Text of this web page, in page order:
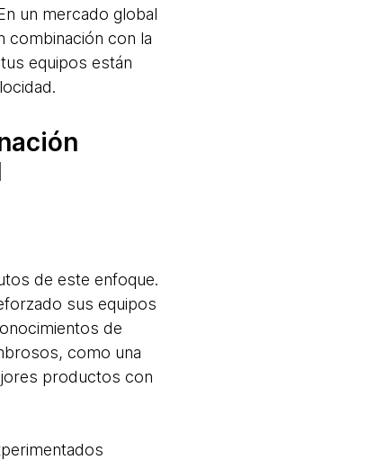
un mercado global
combinación con la
equipos están
de este enfoque.
sus equipos
de
como una
productos con